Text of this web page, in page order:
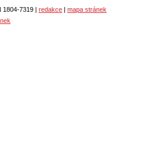
1804-7319 | redakce
mapa stránek